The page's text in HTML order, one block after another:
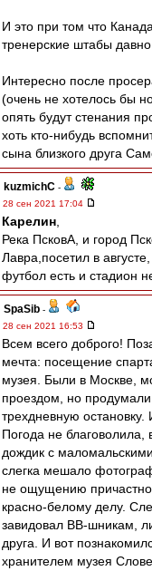
И это при том что
тренерские штабы
Интересно после
(очень не хотелось бы
опять будут стенания
хоть кто-нибудь
сына близкого друга
kuzmichC -
28 сен 2021 17:04
Карелин
Река ПсковА, и город
Лавра,посетил в
футбол есть и стадион
SpaSib -
28 сен 2021 16:53
Всем всего доброго!
мечта: посещение
музея. Были в Москве,
проездом, но
трехдневную остановку.
Погода не благоволила,
дождик с
слегка мешало
не ощущению
красно-белому делу.
завидовал ВВ-шникам,
друга. И вот
хранителем музея